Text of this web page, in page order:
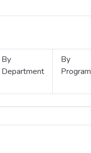
By
Department
By
Program